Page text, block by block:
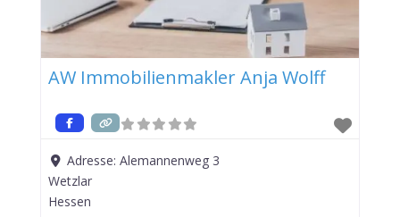
AW Immobilienmakler Anja Wolff
Adresse:Alemannenweg 3
Wetzlar
Hessen